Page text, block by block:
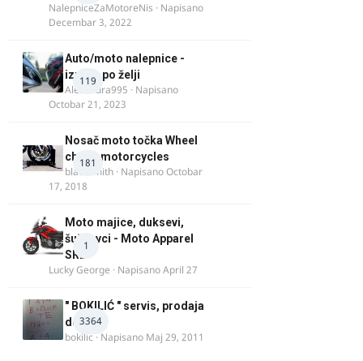
NalepniceZaMotoreNis · Napisano
Decembar 3, 2022
119
Auto/moto nalepnice -
izrada po želji
Alexandra995 · Napisano
Octobar 21, 2023
181
Nosač moto točka Wheel
chock motorcycles
blacksmith · NapisanoOctobar
17, 2018
1
Moto majice, duksevi,
šuškavci - Moto Apparel
SRB
Lucky George · NapisanoApril 27
3364
" BOKILIĆ " servis, prodaja
delova
bokilic · Napisano Maj 29, 2011